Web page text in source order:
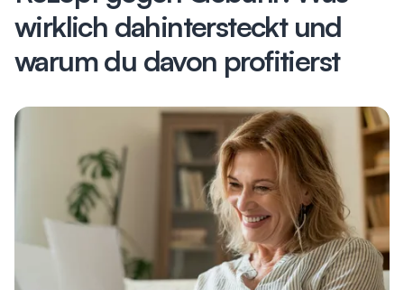
wirklich dahintersteckt und
warum du davon profitierst